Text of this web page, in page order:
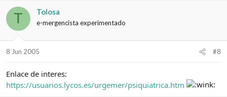
T Tolosa
e-mergencista experimentado
8 Jun 2005 #8
Enlace de interes:
https://usuarios.lycos.es/urgemer/psiquiatrica.htm